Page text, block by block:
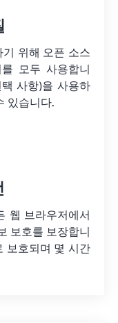
위해 오픈 소스
모두 사용합니
사항)을 사용하
있습니다.
웹 브라우저에서
보호를 보장합니
보호되며 몇 시간